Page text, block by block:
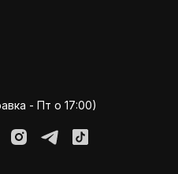
- Пт о 17:00)